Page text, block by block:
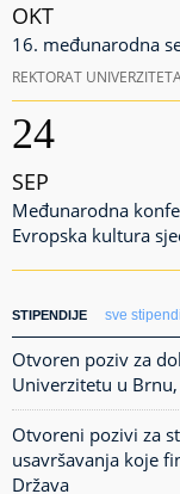
OKT
16. međunarodna
REKTORAT
24
SEP
Međunarodna
Evropska kultura
STIPENDIJE sve
Otvoren poziv za
Univerzitetu u
Otvoreni pozivi za
usavršavanja koje
Država